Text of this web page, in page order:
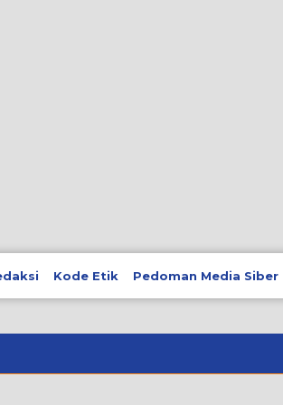
Kode Etik Pedoman Media Siber